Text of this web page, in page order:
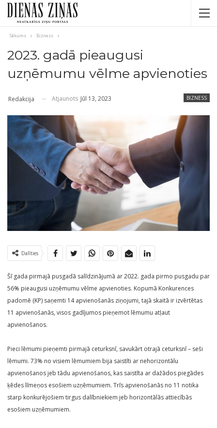
Sākums Bizness
2023. gadā pieaugusi
uzņēmumu vēlme apvienoties
BIZNESS
Redakcija Atjaunots Jūl 13, 2023
Dalīties
Šī gada pirmajā pusgadā salīdzinājumā ar 2022. gada pirmo pusgadu par
56% pieaugusi uzņēmumu vēlme apvienoties. Kopumā Konkurences
padomē (KP) saņemti 14 apvienošanās ziņojumi, tajā skaitā ir izvērtētas
11 apvienošanās, visos gadījumos pieņemot lēmumu atļaut
apvienošanos.
Pieci lēmumi pieņemti pirmajā ceturksnī, savukārt otrajā ceturksnī – seši
lēmumi. 73% no visiem lēmumiem bija saistīti ar nehorizontālu
apvienošanos jeb tādu apvienošanos, kas saistīta ar dažādos piegādes
ķēdes līmeņos esošiem uzņēmumiem. Trīs apvienošanās no 11 notika
starp konkurējošiem tirgus dalībniekiem jeb horizontālās attiecībās
esošiem uzņēmumiem.